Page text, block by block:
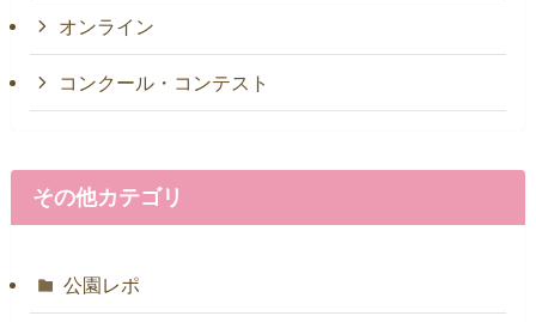
オンライン
コンクール・コンテスト
その他カテゴリ
公園レポ